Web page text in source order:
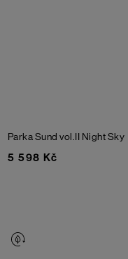
Parka Sund vol.II Night Sky
5 598 Kč